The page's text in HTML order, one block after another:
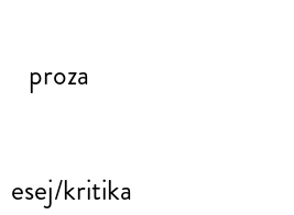
proza
esej/kritika